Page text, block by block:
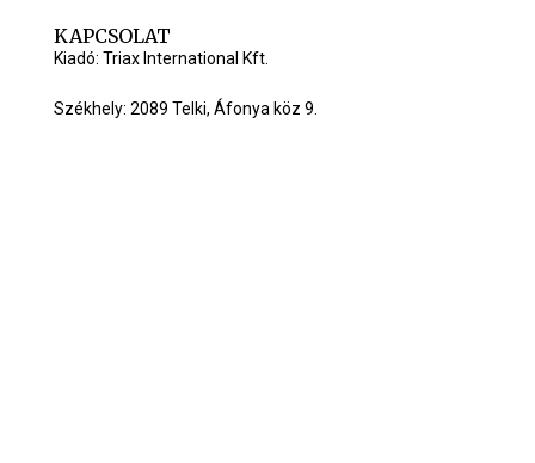
KAPCSOLAT
Kiadó: Triax International Kft.
Székhely: 2089 Telki, Áfonya köz 9.